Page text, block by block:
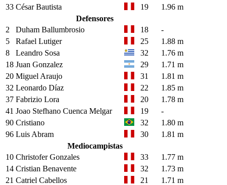
33 César Bautista 19
1.96 m
Defensores
2
Duham Ballumbrosio 18
-
5
Rafael Lutiger 25
1.88 m
8
Leandro Sosa 32
1.76 m
18 Juan Gonzalez 29
1.71 m
20 Miguel Araujo 31
1.81 m
32 Leonardo Díaz 22
1.85 m
37 Fabrizio Lora 20
1.78 m
41 Joao Stefhano Cuenca Melgar 19
-
90 Cristiano 32
1.80 m
96 Luis Abram 30
1.81 m
Mediocampistas
10 Christofer Gonzales 33
1.77 m
14 Cristian Benavente 32
1.73 m
21 Catriel Cabellos 21
1.71 m